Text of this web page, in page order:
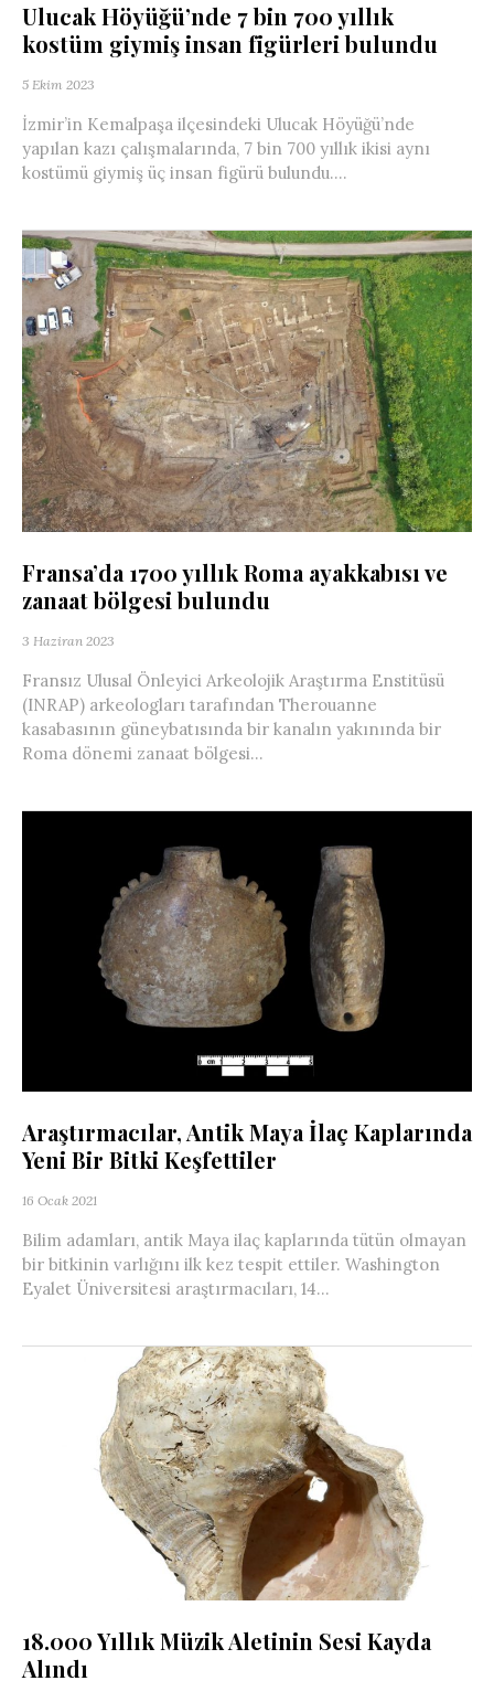
Ulucak Höyüğü’nde 7 bin 700 yıllık
kostüm giymiş insan figürleri bulundu
5 Ekim 2023
İzmir’in Kemalpaşa ilçesindeki Ulucak Höyüğü’nde
yapılan kazı çalışmalarında, 7 bin 700 yıllık ikisi aynı
kostümü giymiş üç insan figürü bulundu....
Fransa’da 1700 yıllık Roma ayakkabısı ve
zanaat bölgesi bulundu
3 Haziran 2023
Fransız Ulusal Önleyici Arkeolojik Araştırma Enstitüsü
(INRAP) arkeologları tarafından Therouanne
kasabasının güneybatısında bir kanalın yakınında bir
Roma dönemi zanaat bölgesi...
Araştırmacılar, Antik Maya İlaç Kaplarında
Yeni Bir Bitki Keşfettiler
16 Ocak 2021
Bilim adamları, antik Maya ilaç kaplarında tütün olmayan
bir bitkinin varlığını ilk kez tespit ettiler. Washington
Eyalet Üniversitesi araştırmacıları, 14...
18.000 Yıllık Müzik Aletinin Sesi Kayda
Alındı